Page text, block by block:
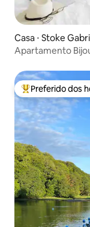
Casa ⋅ Stoke
Apartamento
Entre os
Preferido dos